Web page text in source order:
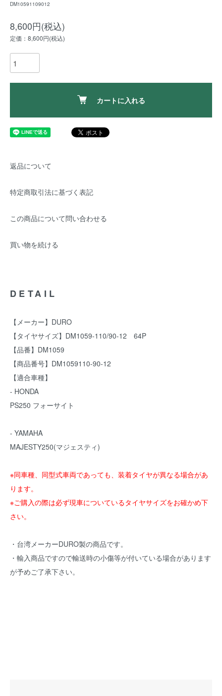
DM10591109012
8,600円(税込)
定価：8,600円(税込)
カートに入れる
返品について
特定商取引法に基づく表記
この商品について問い合わせる
買い物を続ける
DETAIL
【メーカー】DURO
【タイヤサイズ】DM1059-110/90-12 64P
【品番】DM1059
【商品番号】DM1059110-90-12
【適合車種】
- HONDA
PS250 フォーサイト
- YAMAHA
MAJESTY250(マジェスティ)
※同車種、同型式車両であっても、装着タイヤが異なる場合があ
ります。
※ご購入の際は必ず現車についているタイヤサイズをお確かめ下
さい。
・台湾メーカーDURO製の商品です。
・輸入商品ですので輸送時の小傷等が付いている場合があります
が予めご了承下さい。